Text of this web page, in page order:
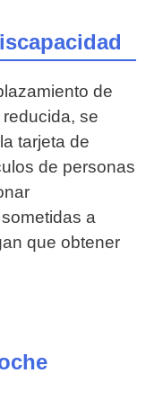
de
se
tarjeta de
de personas
a
que obtener